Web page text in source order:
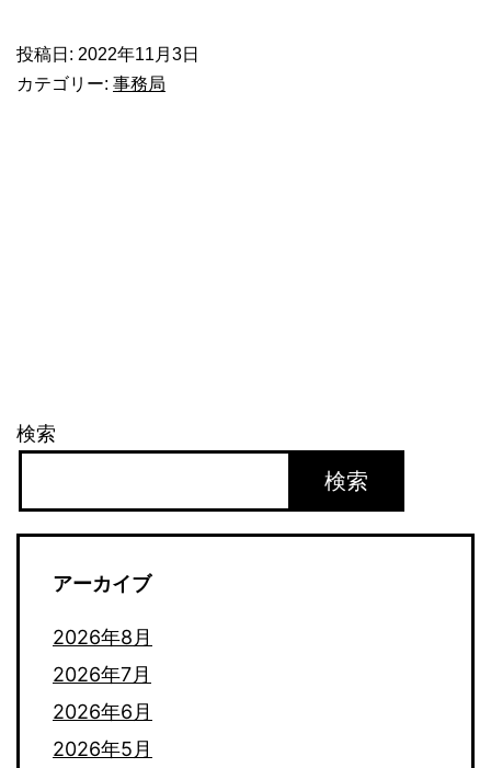
投稿日: 2022年11月3日
カテゴリー: 事務局
検索
検索
アーカイブ
2026年8月
2026年7月
2026年6月
2026年5月